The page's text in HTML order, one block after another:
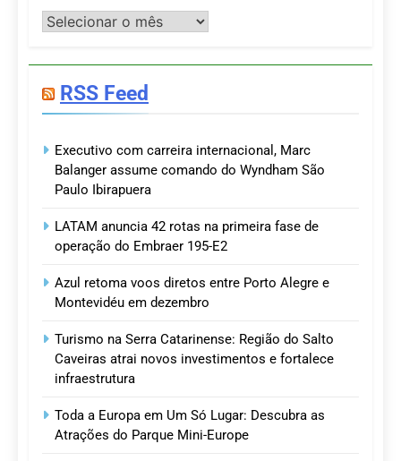
Postagens
RSS Feed
Executivo com carreira internacional, Marc
Balanger assume comando do Wyndham São
Paulo Ibirapuera
LATAM anuncia 42 rotas na primeira fase de
operação do Embraer 195-E2
Azul retoma voos diretos entre Porto Alegre e
Montevidéu em dezembro
Turismo na Serra Catarinense: Região do Salto
Caveiras atrai novos investimentos e fortalece
infraestrutura
Toda a Europa em Um Só Lugar: Descubra as
Atrações do Parque Mini-Europe